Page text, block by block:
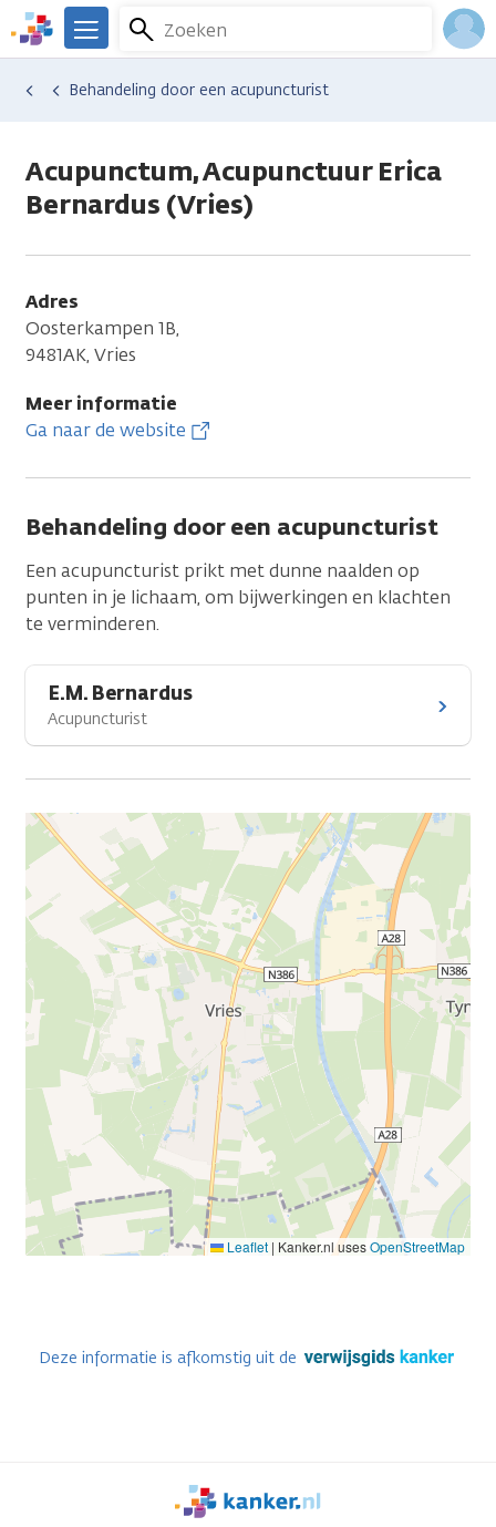
Overslaan
en
naar
We
er
Kanker.nl
Zoeken
Menu
Hulp en ondersteuning
Vind hulp bij kanker
Lichamelijke veranderingen
Pijn Behandeling door een acupuncturist
Acupunctum, Acupunctuur Erica
Bernardus (Vries)
Adres
Oosterkampen 1B,
9481AK, Vries
Meer informatie
Ga naar de website
Behandeling door een acupuncturist
Een acupuncturist prikt met dunne naalden op
punten in je lichaam, om bijwerkingen en klachten
te verminderen.
E.M. Bernardus
Acupuncturist
Leaflet | Kanker.nl usesOpenStreetMap
Deze informatie is afkomstig uit de
We